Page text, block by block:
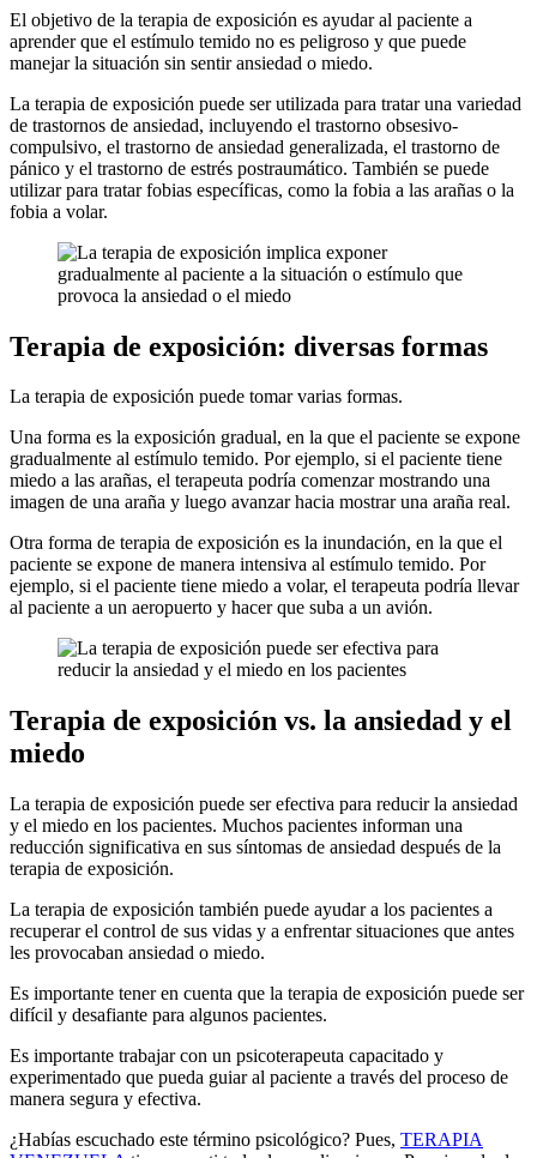
El objetivo de la terapia de exposición es ayudar al paciente a
aprender que el estímulo temido no es peligroso y que puede
manejar la situación sin sentir ansiedad o miedo.
La terapia de exposición puede ser utilizada para tratar una variedad
de trastornos de ansiedad, incluyendo el trastorno obsesivo-
compulsivo, el trastorno de ansiedad generalizada, el trastorno de
pánico y el trastorno de estrés postraumático. También se puede
utilizar para tratar fobias específicas, como la fobia a las arañas o la
fobia a volar.
Terapia de exposición: diversas formas
La terapia de exposición puede tomar varias formas.
Una forma es la exposición gradual, en la que el paciente se expone
gradualmente al estímulo temido. Por ejemplo, si el paciente tiene
miedo a las arañas, el terapeuta podría comenzar mostrando una
imagen de una araña y luego avanzar hacia mostrar una araña real.
Otra forma de terapia de exposición es la inundación, en la que el
paciente se expone de manera intensiva al estímulo temido. Por
ejemplo, si el paciente tiene miedo a volar, el terapeuta podría llevar
al paciente a un aeropuerto y hacer que suba a un avión.
Terapia de exposición vs. la ansiedad y el
miedo
La terapia de exposición puede ser efectiva para reducir la ansiedad
y el miedo en los pacientes. Muchos pacientes informan una
reducción significativa en sus síntomas de ansiedad después de la
terapia de exposición.
La terapia de exposición también puede ayudar a los pacientes a
recuperar el control de sus vidas y a enfrentar situaciones que antes
les provocaban ansiedad o miedo.
Es importante tener en cuenta que la terapia de exposición puede ser
difícil y desafiante para algunos pacientes.
Es importante trabajar con un psicoterapeuta capacitado y
experimentado que pueda guiar al paciente a través del proceso de
manera segura y efectiva.
¿Habías escuchado este término psicológico? Pues, TERAPIA